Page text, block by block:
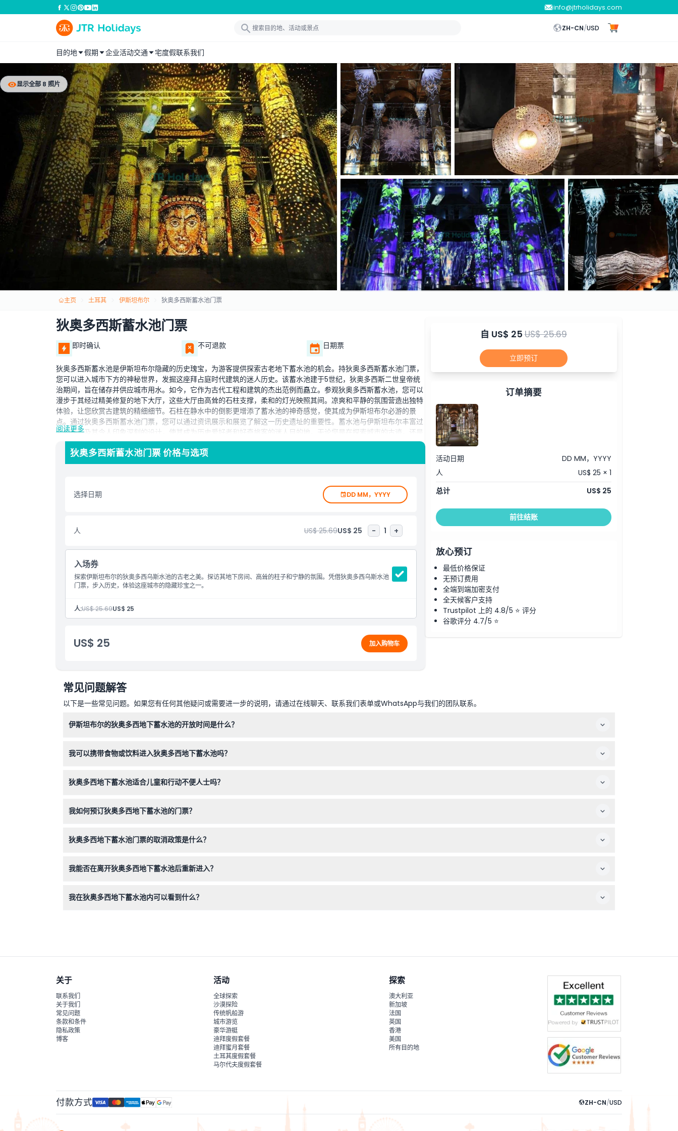
info@jtrholidays.com
ZH-CN/USD
目的地 假期 企业活动交通 宅度假联系我们
显示全部 8 照片
主页 土耳其 伊斯坦布尔 狄奥多西斯蓄水池门票
狄奥多西斯蓄水池门票
即时确认 不可退款 日期票
狄奥多西斯蓄水池是伊斯坦布尔隐藏的历史瑰宝，为游客提供探索古老地下蓄水池的机会。持狄奥多西斯蓄水池门票，
您可以进入城市下方的神秘世界，发掘这座拜占庭时代建筑的迷人历史。该蓄水池建于5世纪，狄奥多西斯二世皇帝统
治期间，旨在储存并供应城市用水。如今，它作为古代工程和建筑的杰出范例而矗立。参观狄奥多西斯蓄水池，您可以
漫步于其经过精美修复的地下大厅，这些大厅由高耸的石柱支撑，柔和的灯光映照其间。凉爽和平静的氛围营造出独特
体验，让您欣赏古建筑的精细细节。石柱在静水中的倒影更增添了蓄水池的神奇感觉，使其成为伊斯坦布尔必游的景
点。通过狄奥多西斯蓄水池门票，您可以通过资讯展示和展览了解这一历史遗址的重要性。蓄水池与伊斯坦布尔丰富过
去的联系及其令人印象深刻的设计，使其成为历史爱好者和好奇旅客的迷人目的地。无论您是在探索城市的古迹，还是
寻求独特体验，这一地下奇观都让您得以一窥伊斯坦布尔的非凡遗产。参观狄奥多西斯蓄水池是一次难忘的时光之旅，
让您见证这座城市鲜为人知但同样令人赞叹的历史遗址。立即预订狄奥多西斯蓄水池门票，沉浸于这座地下奇迹的历史
与美丽之中。
亮点
包含项
营业时间
需要了解的事项
位置
如何兑换
取消政策
阅读更多
狄奥多西斯蓄水池门票 价格与选项
选择日期 DD MM，YYYY
人 US$ 25.69US$ 25 - 1 +
入场券
探索伊斯坦布尔的狄奥多西乌斯水池的古老之美。探访其地下房间、高耸的柱子和宁静的氛围。凭借狄奥多西乌斯水池
门票，步入历史，体验这座城市的隐藏珍宝之一。
人:US$ 25.69US$ 25
US$ 25 加入购物车
自 US$ 25US$ 25.69
立即预订
订单摘要
活动日期
DD MM，YYYY
人
US$ 25 × 1
总计
US$ 25
前往结账
放心预订
最低价格保证
无预订费用
全端到端加密支付
全天候客户支持
Trustpilot 上的 4.8/5 ⭐ 评分
谷歌评分 4.7/5 ⭐
常见问题解答
以下是一些常见问题。如果您有任何其他疑问或需要进一步的说明，请通过在线聊天、联系我们表单或WhatsApp与我们的团队联系。
伊斯坦布尔的狄奥多西地下蓄水池的开放时间是什么？
我可以携带食物或饮料进入狄奥多西地下蓄水池吗？
狄奥多西地下蓄水池适合儿童和行动不便人士吗？
我如何预订狄奥多西地下蓄水池的门票？
狄奥多西地下蓄水池门票的取消政策是什么？
我能否在离开狄奥多西地下蓄水池后重新进入？
我在狄奥多西地下蓄水池内可以看到什么？
关于
联系我们
关于我们
常见问题
条款和条件
隐私政策
博客
活动
全球探索
沙漠探险
传统帆船游
城市游览
豪华游艇
迪拜度假套餐
迪拜蜜月套餐
土耳其度假套餐
马尔代夫度假套餐
探索
澳大利亚
新加坡
法国
英国
香港
美国
所有目的地
付款方式 ZH-CN/USD